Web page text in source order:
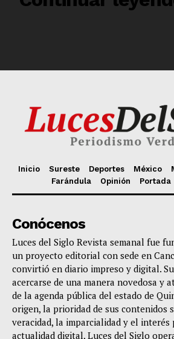
Inicio Sureste Deportes México
Farándula
Opinión Portada
Conócenos
Luces del Siglo Revista semanal fue
un proyecto editorial con sede en
convirtió en diario impreso y digital.
acercarse de una manera novedosa y
de la agenda pública del estado de
origen, la prioridad de sus contenidos
veracidad, la imparcialidad y el interés
actualidad digital, Luces del Siglo